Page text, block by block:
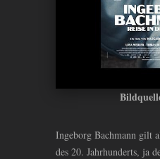
Ingeborg Bachmann gilt
des 20. Jahrhunderts, ja